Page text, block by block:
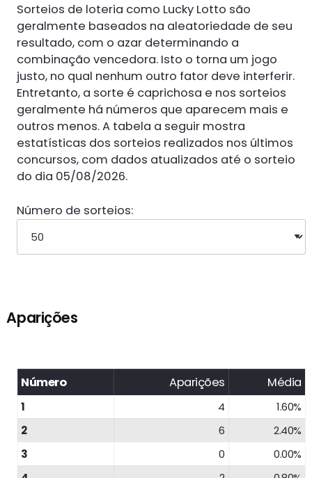
Sorteios de loteria como Lucky Lotto são
geralmente baseados na aleatoriedade de seu
resultado, com o azar determinando a
combinação vencedora. Isto o torna um jogo
justo, no qual nenhum outro fator deve interferir.
Entretanto, a sorte é caprichosa e nos sorteios
geralmente há números que aparecem mais e
outros menos. A tabela a seguir mostra
estatísticas dos sorteios realizados nos últimos
concursos, com dados atualizados até o sorteio
do dia 05/08/2026.
Número de sorteios:
Aparições
Número Aparições Média
1 4
1.60%
2
6
2.40%
3
0
0.00%